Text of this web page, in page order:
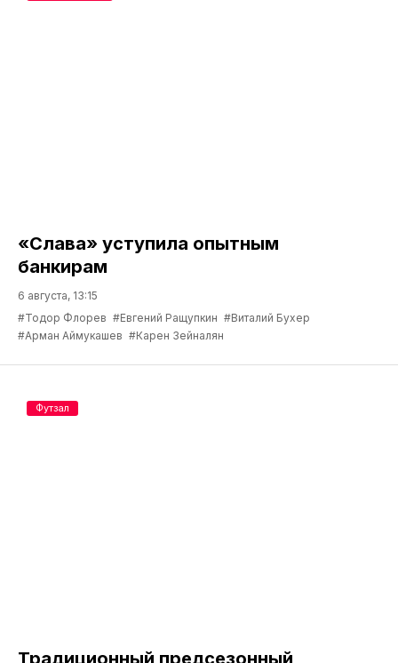
«Слава» уступила опытным
банкирам
6 августа, 13:15
#Тодор Флорев #Евгений Ращупкин #Виталий Бухер
#Арман Аймукашев #Карен Зейналян
Традиционный предсезонный
Футзал